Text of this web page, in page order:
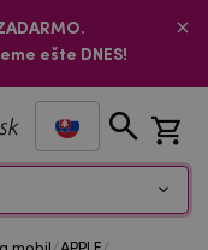
ešte DNES!